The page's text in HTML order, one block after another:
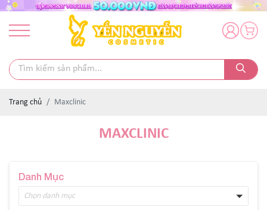
Trang chủ Maxclinic
MAXCLINIC
Danh Mục
Chọn danh mục